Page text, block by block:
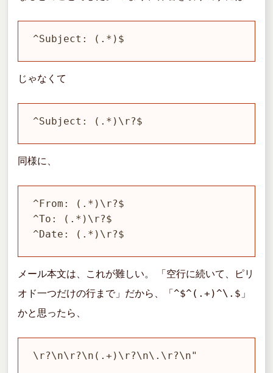
^Subject: (.*)$
じゃなくて
^Subject: (.*)\r?$
同様に、
^From: (.*)\r?$
^To: (.*)\r?$
^Date: (.*)\r?$
メール本文は、これが難しい。 「空行に続いて、ピリ
オド一つだけの行まで」だから、「 ^$^(.+)^\.$ 」
かと思ったら、
\r?\n\r?\n(.+)\r?\n\.\r?\n"